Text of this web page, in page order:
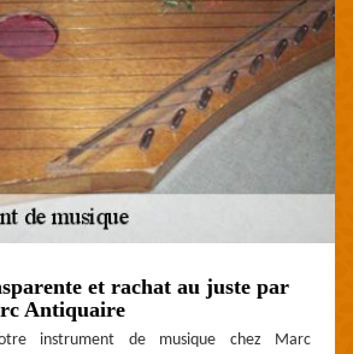
et rachat au juste par
Antiquaire
instrument de musique chez Marc